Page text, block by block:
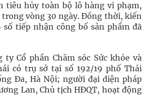
tiêu hủy toàn bộ lô hàng vi phạm,
trong vòng 30 ngày. Đồng thời, kiến
tiếp nhận công bố sản phẩm đã
ty Cổ phần Chăm sóc Sức khỏe và
có trụ sở tại số 192/19 phố Thái
Đa, Hà Nội; người đại diện pháp
Lan, Chủ tịch HĐQT, hoạt động